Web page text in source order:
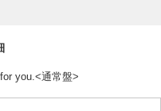
you.<通常盤>